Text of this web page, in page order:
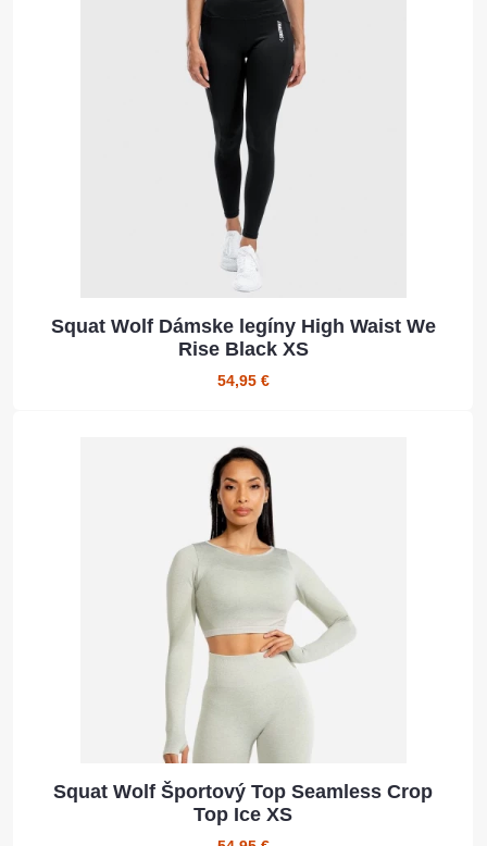
Squat Wolf Dámske legíny High Waist We
Rise Black XS
54,95 €
Squat Wolf Športový Top Seamless Crop
Top Ice XS